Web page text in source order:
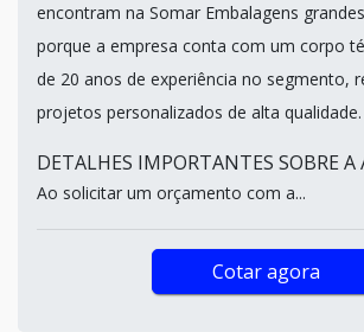
encontram na Somar Embalagens
porque a empresa conta com um corpo
de 20 anos de experiência no segmento,
projetos personalizados de alta qualidade.
DETALHES IMPORTANTES SOBRE A
Ao solicitar um orçamento com a...
Cotar agora